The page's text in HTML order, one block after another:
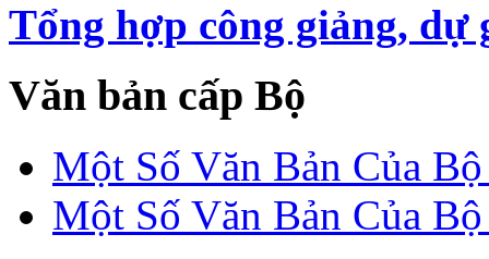
Tổng hợp công giảng, dự
Văn bản cấp Bộ
Một Số Văn Bản Của
Một Số Văn Bản Của